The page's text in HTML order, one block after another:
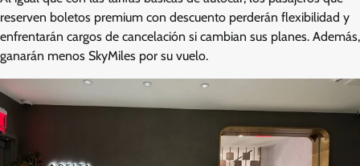
reserven boletos premium con descuento perderán flexibilidad y
enfrentarán cargos de cancelación si cambian sus planes. Además,
ganarán menos SkyMiles por su vuelo.